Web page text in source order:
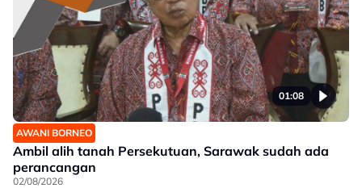
01:08
AWANI BORNEO
Ambil alih tanah Persekutuan, Sarawak sudah ada
perancangan
02/08/2026